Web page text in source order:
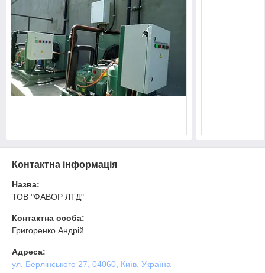
Контактна інформація
Назва:
ТОВ "ФАВОР ЛТД"
Контактна особа:
Григоренко Андрій
Адреса:
ул. Берлінського 27, 04060, Київ, Україна